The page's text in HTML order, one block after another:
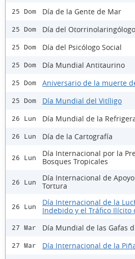
25 Dom Día de la Gente de Mar
25 Dom Día del Otorrinolaringólogo
25 Dom Día del Psicólogo Social
25 Dom Día Mundial Antitaurino
25 Dom Aniversario de la muerte
25 Dom Día Mundial del Vitíligo
26 Lun Día Mundial de la
26 Lun Día de la Cartografía
26 Lun
Día Internacional por la
Bosques Tropicales
26 Lun
Día Internacional de
Tortura
26 Lun
Día Internacional de la
Indebido y el Tráfico Ilícito
27 Mar Día Mundial de las Gafas
27 Mar Día Internacional de la